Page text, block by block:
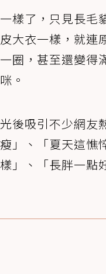
樣了，只見長毛
大衣一樣，就連
圈，甚至還變得
。
後吸引不少網友
」、「夏天這憔
」、「長胖一點